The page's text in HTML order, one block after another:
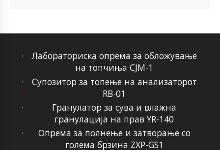
Лабораториска опрема за обложување
на топчиња CJM-1
Супозитор за топење на анализаторот
RB-01
Гранулатор за сува и влажна
гранулација на прав YR-140
Опрема за полнење и затворање со
голема брзина ZXP-GS1